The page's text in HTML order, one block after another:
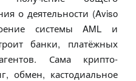
о деятельности (Aviso
системы AML и
банки, платёжных
Сама крипто-
обмен, кастодиальное